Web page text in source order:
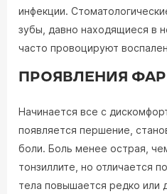
инфекции.
зубы, давно находящиеся в
часто провоцируют
ПРОЯВЛЕНИЯ
Начинается все с
появляется першение,
боли. Боль менее острая,
тонзиллите, но отличается
тела повышается редко или